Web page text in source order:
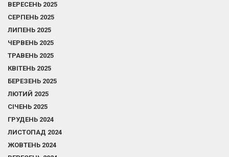
ВЕРЕСЕНЬ 2025
СЕРПЕНЬ 2025
ЛИПЕНЬ 2025
ЧЕРВЕНЬ 2025
ТРАВЕНЬ 2025
КВІТЕНЬ 2025
БЕРЕЗЕНЬ 2025
ЛЮТИЙ 2025
СІЧЕНЬ 2025
ГРУДЕНЬ 2024
ЛИСТОПАД 2024
ЖОВТЕНЬ 2024